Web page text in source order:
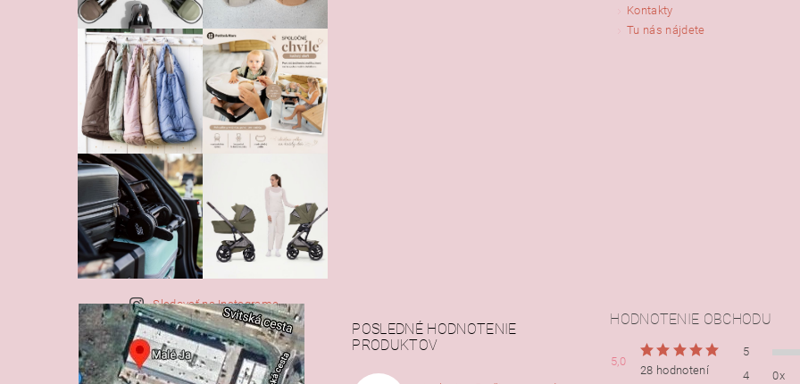
Sledovať na Instagrame
Kontakty
Tu nás nájdete
POSLEDNÉ HODNOTENIE
PRODUKTOV
HODNOTENIE OBCHODU
5,0
28 hodnotení
5
4
0x